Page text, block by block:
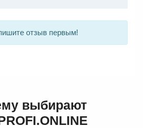
отзыв первым!
выбирают